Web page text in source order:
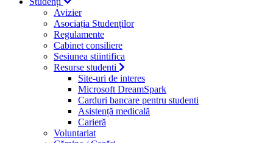
Avizier
Asociația Studenților
Regulamente
Cabinet consiliere
Sesiunea stiintifica
Resurse studenti
Site-uri de interes
Microsoft DreamSpark
Carduri bancare pentru studenti
Asistență medicală
Carieră
Voluntariat